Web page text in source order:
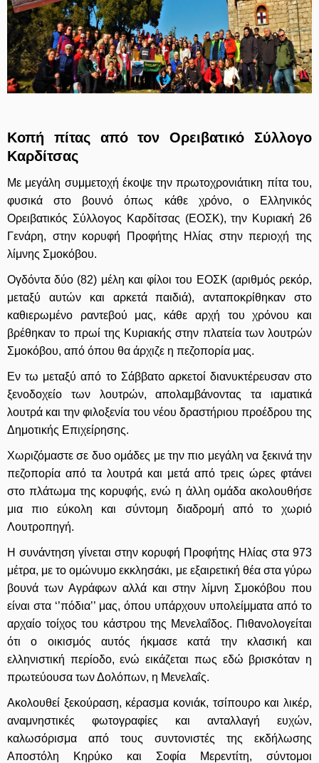
Κοπή πίτας από τον Ορειβατικό Σύλλογο
Καρδίτσας
Με μεγάλη συμμετοχή έκοψε την πρωτοχρονιάτικη πίτα του,
φυσικά στο βουνό όπως κάθε χρόνο, ο Ελληνικός
Ορειβατικός Σύλλογος Καρδίτσας (ΕΟΣΚ), την Κυριακή 26
Γενάρη, στην κορυφή Προφήτης Ηλίας στην περιοχή της
λίμνης Σμοκόβου.
Ογδόντα δύο (82) μέλη και φίλοι του ΕΟΣΚ (αριθμός ρεκόρ,
μεταξύ αυτών και αρκετά παιδιά), ανταποκρίθηκαν στο
καθιερωμένο ραντεβού μας, κάθε αρχή του χρόνου και
βρέθηκαν το πρωί της Κυριακής στην πλατεία των λουτρών
Σμοκόβου, από όπου θα άρχιζε η πεζοπορία μας.
Εν τω μεταξύ από το Σάββατο αρκετοί διανυκτέρευσαν στο
ξενοδοχείο των λουτρών, απολαμβάνοντας τα ιαματικά
λουτρά και την φιλοξενία του νέου δραστήριου προέδρου της
Δημοτικής Επιχείρησης.
Χωριζόμαστε σε δυο ομάδες με την πιο μεγάλη να ξεκινά την
πεζοπορία από τα λουτρά και μετά από τρεις ώρες φτάνει
στο πλάτωμα της κορυφής, ενώ η άλλη ομάδα ακολουθήσε
μια πιο εύκολη και σύντομη διαδρομή από το χωριό
Λουτροπηγή.
Η συνάντηση γίνεται στην κορυφή Προφήτης Ηλίας στα 973
μέτρα, με το ομώνυμο εκκλησάκι, με εξαιρετική θέα στα γύρω
βουνά των Αγράφων αλλά και στην λίμνη Σμοκόβου που
είναι στα ‘’πόδια’’ μας, όπου υπάρχουν υπολείμματα από το
αρχαίο τοίχος του κάστρου της Μενελαΐδος. Πιθανολογείται
ότι ο οικισμός αυτός ήκμασε κατά την κλασική και
ελληνιστική περίοδο, ενώ εικάζεται πως εδώ βρισκόταν η
πρωτεύουσα των Δολόπων, η Μενελαΐς.
Ακολουθεί ξεκούραση, κέρασμα κονιάκ, τσίπουρο και λικέρ,
αναμνηστικές φωτογραφίες και ανταλλαγή ευχών,
καλωσόρισμα από τους συντονιστές της εκδήλωσης
Αποστόλη Κηρύκο και Σοφία Μερεντίτη, σύντομοι